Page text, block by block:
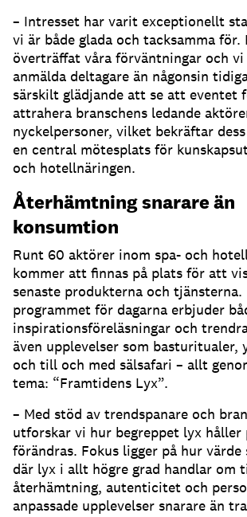
– Intresset har varit exceptionellt
vi är både glada och tacksamma för.
överträffat våra förväntningar och
anmälda deltagare än någonsin
särskilt glädjande att se att eventet
attrahera branschens ledande
nyckelpersoner, vilket bekräftar
en central mötesplats för
och hotellnäringen.
Återhämtning snarare än
konsumtion
Runt 60 aktörer inom spa- och
kommer att finnas på plats för att
senaste produkterna och
programmet för dagarna erbjuder
inspirationsföreläsningar och
även upplevelser som basturitualer,
och till och med sälsafari – allt
tema: “Framtidens Lyx”.
– Med stöd av trendspanare och
utforskar vi hur begreppet lyx håller
förändras. Fokus ligger på hur värde
där lyx i allt högre grad handlar om
återhämtning, autenticitet och
anpassade upplevelser snarare än